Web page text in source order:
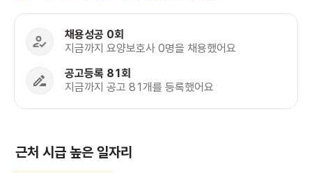
채용성공 0회
지금까지 요양보호사 0명을 채용했어요
공고등록 81회
지금까지 공고 81개를 등록했어요
근처 시급 높은 일자리